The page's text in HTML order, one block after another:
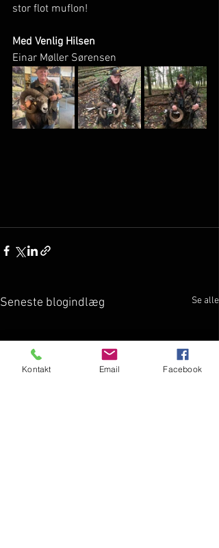
stor flot muflon!
Med Venlig Hilsen
Einar Møller Sørensen
Seneste blogindlæg Se alle
Kontakt Email Facebook